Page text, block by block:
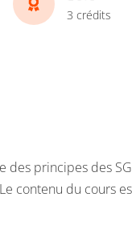
3 crédits
des principes des
contenu du cours